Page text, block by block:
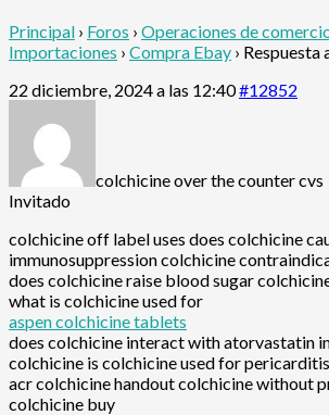
Principal › Foros › Operaciones de
Importaciones › Compra Ebay › Respuesta
22 diciembre, 2024 a las 12:40#12852
colchicine over the counter cvs
Invitado
colchicine off label uses does colchicine
immunosuppression colchicine
does colchicine raise blood sugar
what is colchicine used for
aspen colchicine tablets
does colchicine interact with atorvastatin
colchicine is colchicine used for pericarditis
acr colchicine handout colchicine without
colchicine buy